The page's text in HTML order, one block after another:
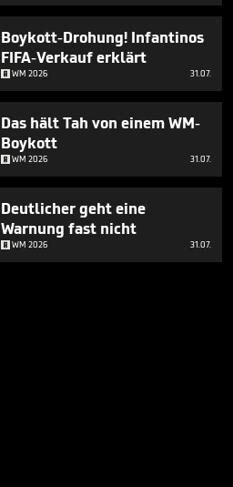
Boykott-Drohung! Infantinos
FIFA-Verkauf erklärt
WM 2026 31.07.
Das hält Tah von einem WM-
Boykott
WM 2026 31.07.
Deutlicher geht eine
Warnung fast nicht
WM 2026 31.07.